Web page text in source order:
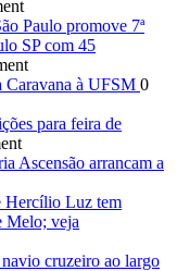
Paulo promove 7ª
SP com 45
Caravana à UFSM 0
para feira de
Ascensão arrancam a
Hercílio Luz tem
Melo; veja
cruzeiro ao largo